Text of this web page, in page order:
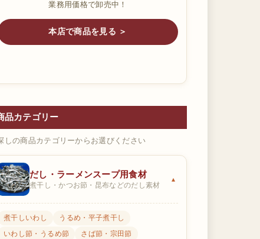
業務用価格で卸売中！
本店で商品を見る ＞
品カテゴリー
しの商品カテゴリーからお選びください
だし・ラーメンスープ用食材
煮干し・かつお節・昆布などのだし素材
煮干しいわし
うるめ・平子煮干し
いわし節・うるめ節
さば節・宗田節